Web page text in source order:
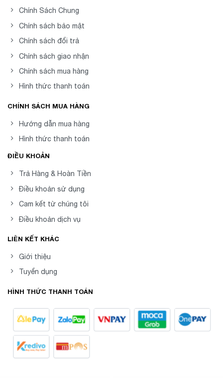
Chính Sách Chung
Chính sách bảo mật
Chính sách đổi trả
Chính sách giao nhận
Chính sách mua hàng
Hình thức thanh toán
CHÍNH SÁCH MUA HÀNG
Hướng dẫn mua hàng
Hình thức thanh toán
ĐIỀU KHOẢN
Trả Hàng & Hoàn Tiền
Điều khoản sử dụng
Cam kết từ chúng tôi
Điều khoản dịch vụ
LIÊN KẾT KHÁC
Giới thiệu
Tuyển dụng
HÌNH THỨC THANH TOÁN